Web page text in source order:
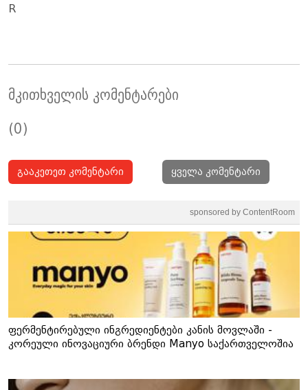
R
მკითხველის კომენტარები
(0)
გააკეთეთ კომენტარი ყველა კომენტარი
sponsored by ContentRoom
ფერმენტირებული ინგრედიენტები კანის მოვლაში -
კორეული ინოვაციური ბრენდი Manyo საქართველოშია